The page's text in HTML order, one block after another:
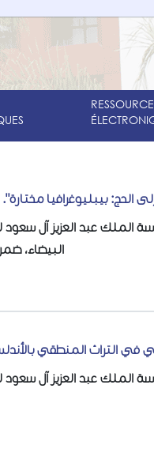
الحج: بيبليوغرافيا مختارة".
عبد العزيز آل سعود
البيضاء،
في التراث المنطقي بالأندلس: ابن
عبد العزيز آل سعود